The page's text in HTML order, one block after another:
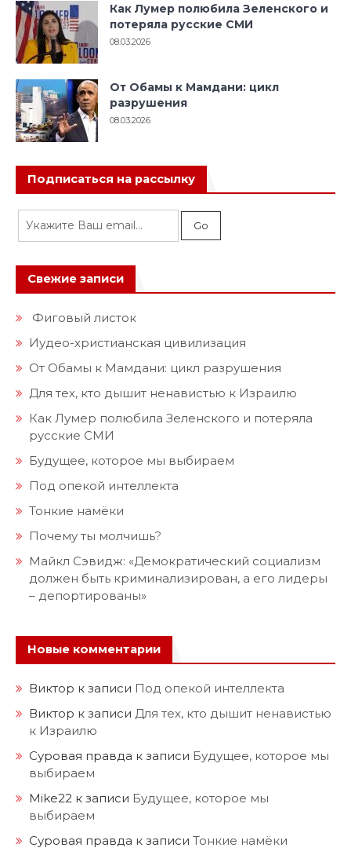
Как Лумер полюбила Зеленского и
потеряла русские СМИ
08.03.2026
От Обамы к Мамдани: цикл
разрушения
08.03.2026
Подписаться на рассылку
Свежие записи
Фиговый листок
Иудео-христианская цивилизация
От Обамы к Мамдани: цикл разрушения
Для тех, кто дышит ненавистью к Израилю
Как Лумер полюбила Зеленского и потеряла
русские СМИ
Будущее, которое мы выбираем
Под опекой интеллекта
Тонкие намёки
Почему ты молчишь?
Майкл Сэвидж: «Демократический социализм
должен быть криминализирован, а его лидеры
– депортированы»
Новые комментарии
Виктор к записи Под опекой интеллекта
Виктор к записи Для тех, кто дышит ненавистью
к Израилю
Суровая правда к записи Будущее, которое мы
выбираем
Mike22 к записи Будущее, которое мы
выбираем
Суровая правда к записи Тонкие намёки